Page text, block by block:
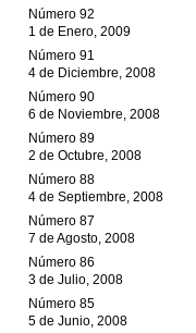
Número 92
1 de Enero, 2009
Número 91
4 de Diciembre, 2008
Número 90
6 de Noviembre, 2008
Número 89
2 de Octubre, 2008
Número 88
4 de Septiembre, 2008
Número 87
7 de Agosto, 2008
Número 86
3 de Julio, 2008
Número 85
5 de Junio, 2008